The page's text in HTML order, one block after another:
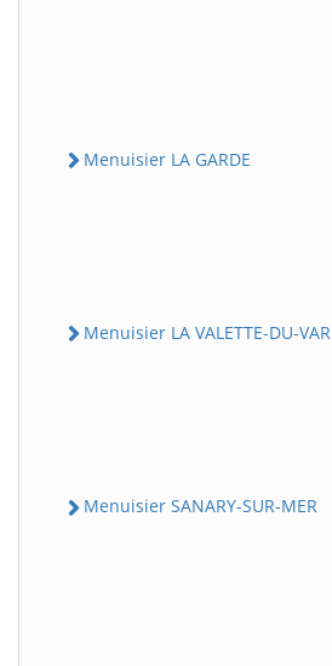
Menuisier LA GARDE
Menuisier LA VALETTE-DU-VAR
Menuisier SANARY-SUR-MER